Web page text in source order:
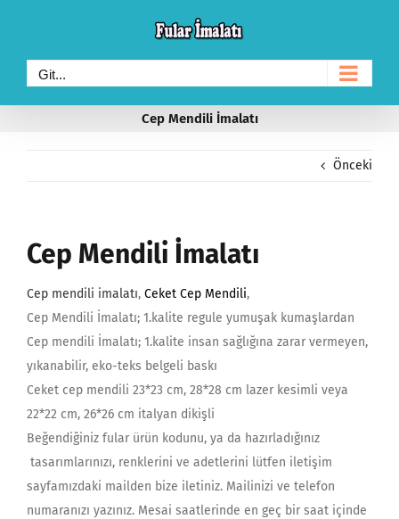
content
Git...
Cep Mendili İmalatı
Önceki
Cep Mendili İmalatı
Cep mendili imalatı, Ceket Cep Mendili,
Cep Mendili İmalatı; 1.kalite regule yumuşak kumaşlardan
Cep mendili İmalatı; 1.kalite insan sağlığına zarar vermeyen,
yıkanabilir, eko-teks belgeli baskı
Ceket cep mendili 23*23 cm, 28*28 cm lazer kesimli veya
22*22 cm, 26*26 cm italyan dikişli
Beğendiğiniz fular ürün kodunu, ya da hazırladığınız
tasarımlarınızı, renklerini ve adetlerini lütfen iletişim
sayfamızdaki mailden bize iletiniz. Mailinizi ve telefon
numaranızı yazınız. Mesai saatlerinde en geç bir saat içinde